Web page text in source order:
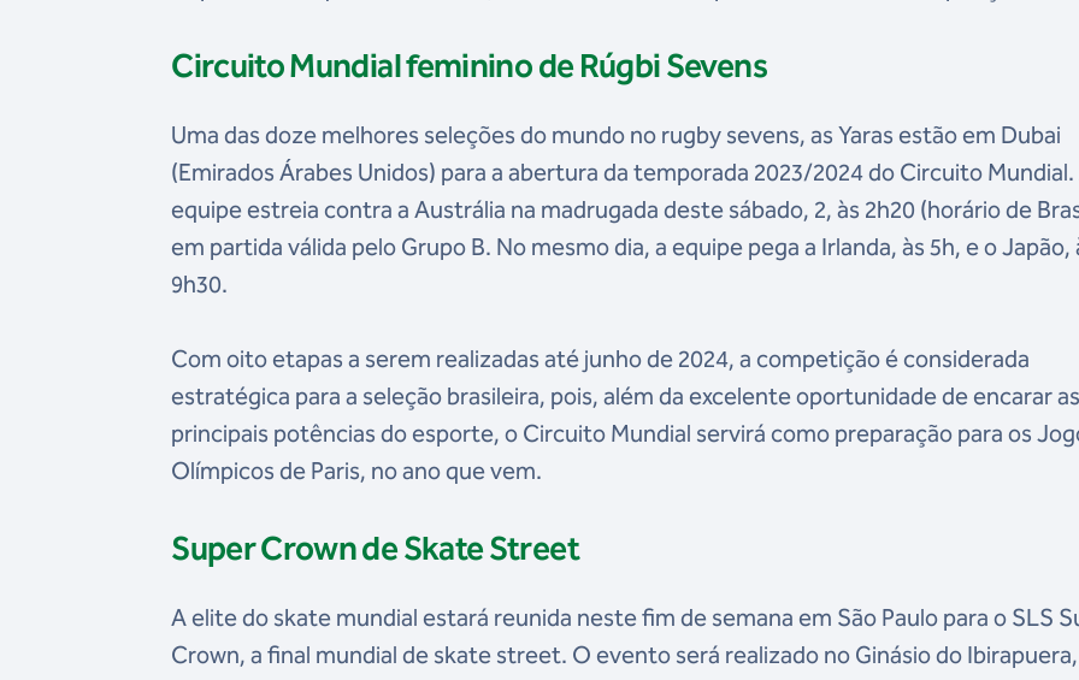
Circuito Mundial feminino de Rúgbi Sevens
Uma das doze melhores seleções do mundo no rugby sevens, as Yaras estão em Dubai
(Emirados Árabes Unidos) para a abertura da temporada 2023/2024 do Circuito Mundial.
equipe estreia contra a Austrália na madrugada deste sábado, 2, às 2h20 (horário de
em partida válida pelo Grupo B. No mesmo dia, a equipe pega a Irlanda, às 5h, e o Japão,
9h30.
Com oito etapas a serem realizadas até junho de 2024, a competição é considerada
estratégica para a seleção brasileira, pois, além da excelente oportunidade de encarar as
principais potências do esporte, o Circuito Mundial servirá como preparação para os
Olímpicos de Paris, no ano que vem.
Super Crown de Skate Street
A elite do skate mundial estará reunida neste fim de semana em São Paulo para o SLS
Crown, a final mundial de skate street. O evento será realizado no Ginásio do